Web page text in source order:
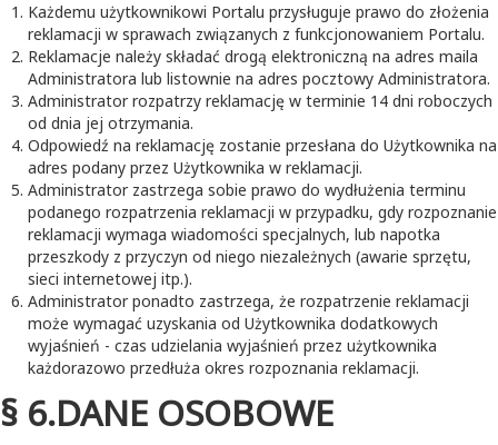
Każdemu użytkownikowi Portalu przysługuje prawo do złożenia
reklamacji w sprawach związanych z funkcjonowaniem Portalu.
Reklamacje należy składać drogą elektroniczną na adres maila
Administratora lub listownie na adres pocztowy Administratora.
Administrator rozpatrzy reklamację w terminie 14 dni roboczych
od dnia jej otrzymania.
Odpowiedź na reklamację zostanie przesłana do Użytkownika na
adres podany przez Użytkownika w reklamacji.
Administrator zastrzega sobie prawo do wydłużenia terminu
podanego rozpatrzenia reklamacji w przypadku, gdy rozpoznanie
reklamacji wymaga wiadomości specjalnych, lub napotka
przeszkody z przyczyn od niego niezależnych (awarie sprzętu,
sieci internetowej itp.).
Administrator ponadto zastrzega, że rozpatrzenie reklamacji
może wymagać uzyskania od Użytkownika dodatkowych
wyjaśnień - czas udzielania wyjaśnień przez użytkownika
każdorazowo przedłuża okres rozpoznania reklamacji.
§ 6.DANE OSOBOWE